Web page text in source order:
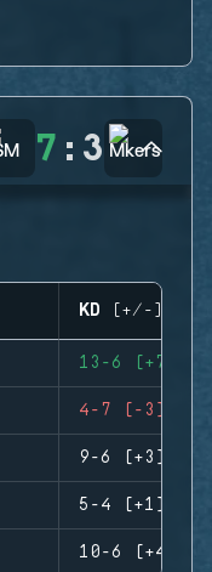
7 : 3
KD (+/-)
13-6 (+7)
4-7 (-3)
9-6 (+3)
5-4 (+1)
10-6 (+4)